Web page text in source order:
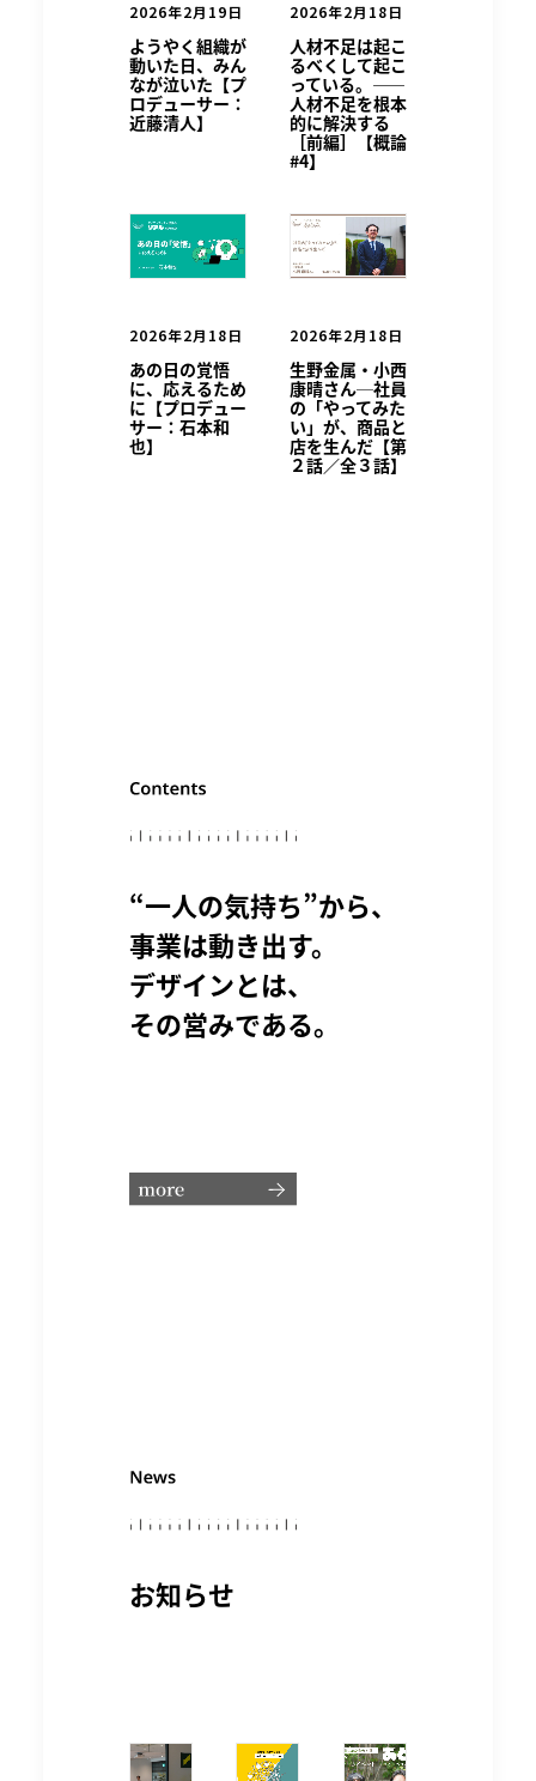
2026年2月19日
ようやく組織が
動いた日、みん
なが泣いた【プ
ロデューサー：
近藤清人】
2026年2月18日
人材不足は起こ
るべくして起こ
っている。——
人材不足を根本
的に解決する
［前編］【概論
#4】
2026年2月18日
あの日の覚悟
に、応えるため
に【プロデュー
サー：石本和
也】
2026年2月18日
生野金属・小西
康晴さん─社員
の「やってみた
い」が、商品と
店を生んだ【第
２話／全３話】
“一人の気持ち”から、
事業は動き出す。
デザインとは、
その営みである。
お知らせ